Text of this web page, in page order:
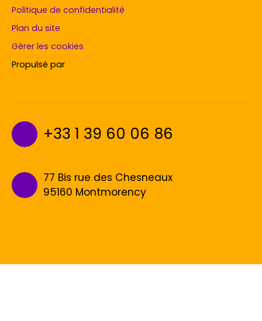
Politique de confidentialité
Plan du site
Gérer les cookies
Propulsé par
+33 1 39 60 06 86
77 Bis rue des Chesneaux
95160 Montmorency